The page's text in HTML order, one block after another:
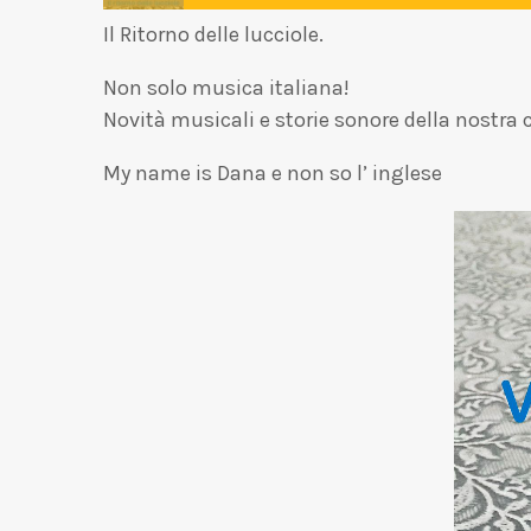
Il Ritorno delle lucciole.
Non solo musica italiana!
Novità musicali e storie sonore della nostra
My name is Dana e non so l’ inglese